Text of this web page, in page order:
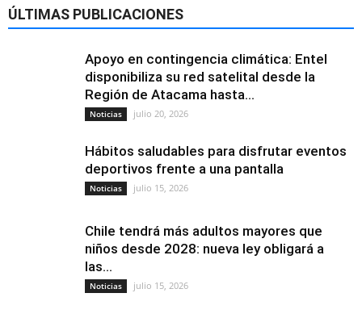
ÚLTIMAS PUBLICACIONES
Apoyo en contingencia climática: Entel
disponibiliza su red satelital desde la
Región de Atacama hasta...
Noticias julio 20, 2026
Hábitos saludables para disfrutar eventos
deportivos frente a una pantalla
Noticias julio 15, 2026
Chile tendrá más adultos mayores que
niños desde 2028: nueva ley obligará a
las...
Noticias julio 15, 2026